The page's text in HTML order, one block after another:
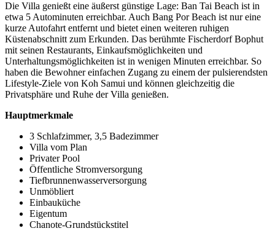
Die Villa genießt eine äußerst günstige Lage: Ban Tai Beach ist in
etwa 5 Autominuten erreichbar. Auch Bang Por Beach ist nur eine
kurze Autofahrt entfernt und bietet einen weiteren ruhigen
Küstenabschnitt zum Erkunden. Das berühmte Fischerdorf Bophut
mit seinen Restaurants, Einkaufsmöglichkeiten und
Unterhaltungsmöglichkeiten ist in wenigen Minuten erreichbar. So
haben die Bewohner einfachen Zugang zu einem der pulsierendsten
Lifestyle-Ziele von Koh Samui und können gleichzeitig die
Privatsphäre und Ruhe der Villa genießen.
Hauptmerkmale
3 Schlafzimmer, 3,5 Badezimmer
Villa vom Plan
Privater Pool
Öffentliche Stromversorgung
Tiefbrunnenwasserversorgung
Unmöbliert
Einbauküche
Eigentum
Chanote-Grundstückstitel